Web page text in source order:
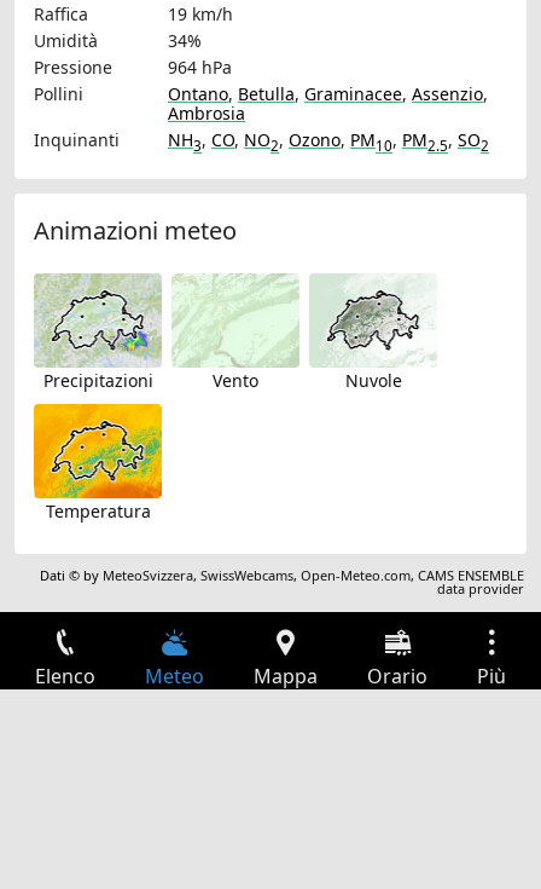
Raffica
19 km/h
Umidità
34%
Pressione
964 hPa
Pollini
Ontano, Betulla, Graminacee, Assenzio,
Ambrosia
Inquinanti
NH3, CO, NO2, Ozono, PM10, PM2.5, SO2
Animazioni meteo
Precipitazioni Vento Nuvole
Temperatura
Dati © by MeteoSvizzera,SwissWebcams,Open-Meteo.com,CAMS ENSEMBLE
data provider
Elenco Meteo Mappa Orario Più